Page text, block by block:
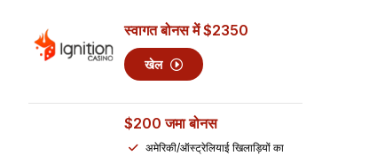
स्वागत बोनस में$2350
खेल
$200 जमा बोनस
अमेरिकी/ऑस्ट्रेलियाई खिलाड़ियों का